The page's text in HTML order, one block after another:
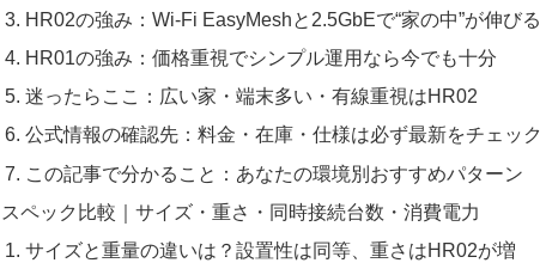
HR02の強み：Wi-Fi EasyMeshと2.5GbEで“家の中”が伸びる
HR01の強み：価格重視でシンプル運用なら今でも十分
迷ったらここ：広い家・端末多い・有線重視はHR02
公式情報の確認先：料金・在庫・仕様は必ず最新をチェック
この記事で分かること：あなたの環境別おすすめパターン
スペック比較｜サイズ・重さ・同時接続台数・消費電力
サイズと重量の違いは？設置性は同等、重さはHR02が増